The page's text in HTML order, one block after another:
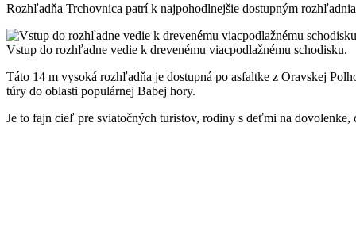
Rozhľadňa Trchovnica patrí k najpohodlnejšie dostupným
Vstup do rozhľadne vedie k drevenému viacpodlažnému schodisku.
Táto 14 m vysoká rozhľadňa je dostupná po asfaltke z Oravskej
túry do oblasti populárnej Babej hory.
Je to fajn cieľ pre sviatočných turistov, rodiny s deťmi na